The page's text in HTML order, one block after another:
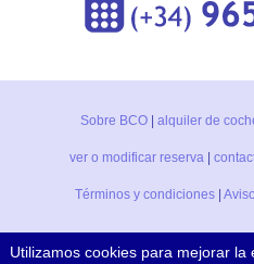
Sobre BCO| alquiler de
ver o modificar reserva |
Términos y condiciones|
Utilizamos cookies para mejorar la